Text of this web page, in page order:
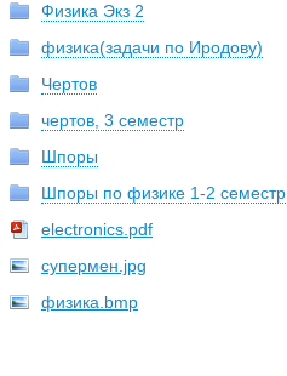
Физика Экз 2
физика(задачи по Иродову)
Чертов
чертов, 3 семестр
Шпоры
Шпоры по физике 1-2 семестр
electronics.pdf
супермен.jpg
физика.bmp